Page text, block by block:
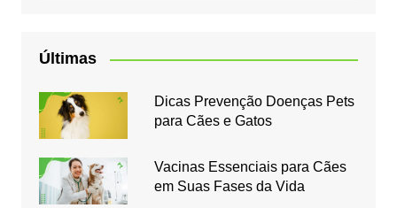
Últimas
Dicas Prevenção Doenças Pets
para Cães e Gatos
Vacinas Essenciais para Cães
em Suas Fases da Vida